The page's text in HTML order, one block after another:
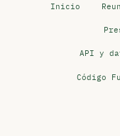
Inicio
API y
Código